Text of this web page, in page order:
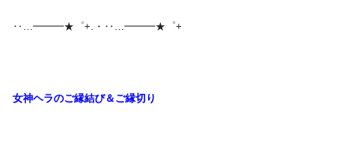
‥…━━━★゜+.・‥…━━━★゜+
女神ヘラのご縁結び＆ご縁切り